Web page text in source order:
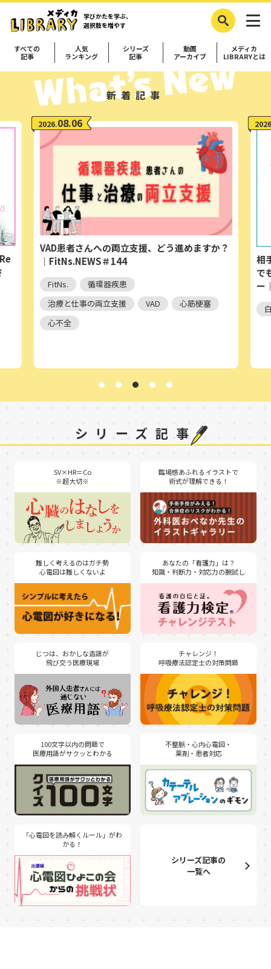
学びかたを学ぶ、
選択肢を増やす
すべての
記事
人気
ランキング
シリーズ
記事
動画
アーカイブ
メディカ
LIBRARYとは
新着記事
2026.08.06
VAD患者さんへの両立支援、どう進めますか？
｜FitNs.NEWS＃144
FitNs.
循環器疾患
治療と仕事の両立支援
VAD
心筋梗塞
心不全
相
で
ー
シリーズ記事
SV×HR＝Co
※超大切※
臨場感あふれるイラストで
術式が理解できる！
難しく考えるのはガチ勢
心電図は難しくないよ
あなたの「看護力」は？
知識・判断力・対応力の腕試し
じつは、おかしな造語が
飛び交う医療現場
チャレンジ！
呼吸療法認定士の対策問題
100文字以内の問題で
不整脈・心内心電図・
薬剤・患者対応
「心電図を読み解くルール」がわ
かる！
シリーズ記事の
一覧へ